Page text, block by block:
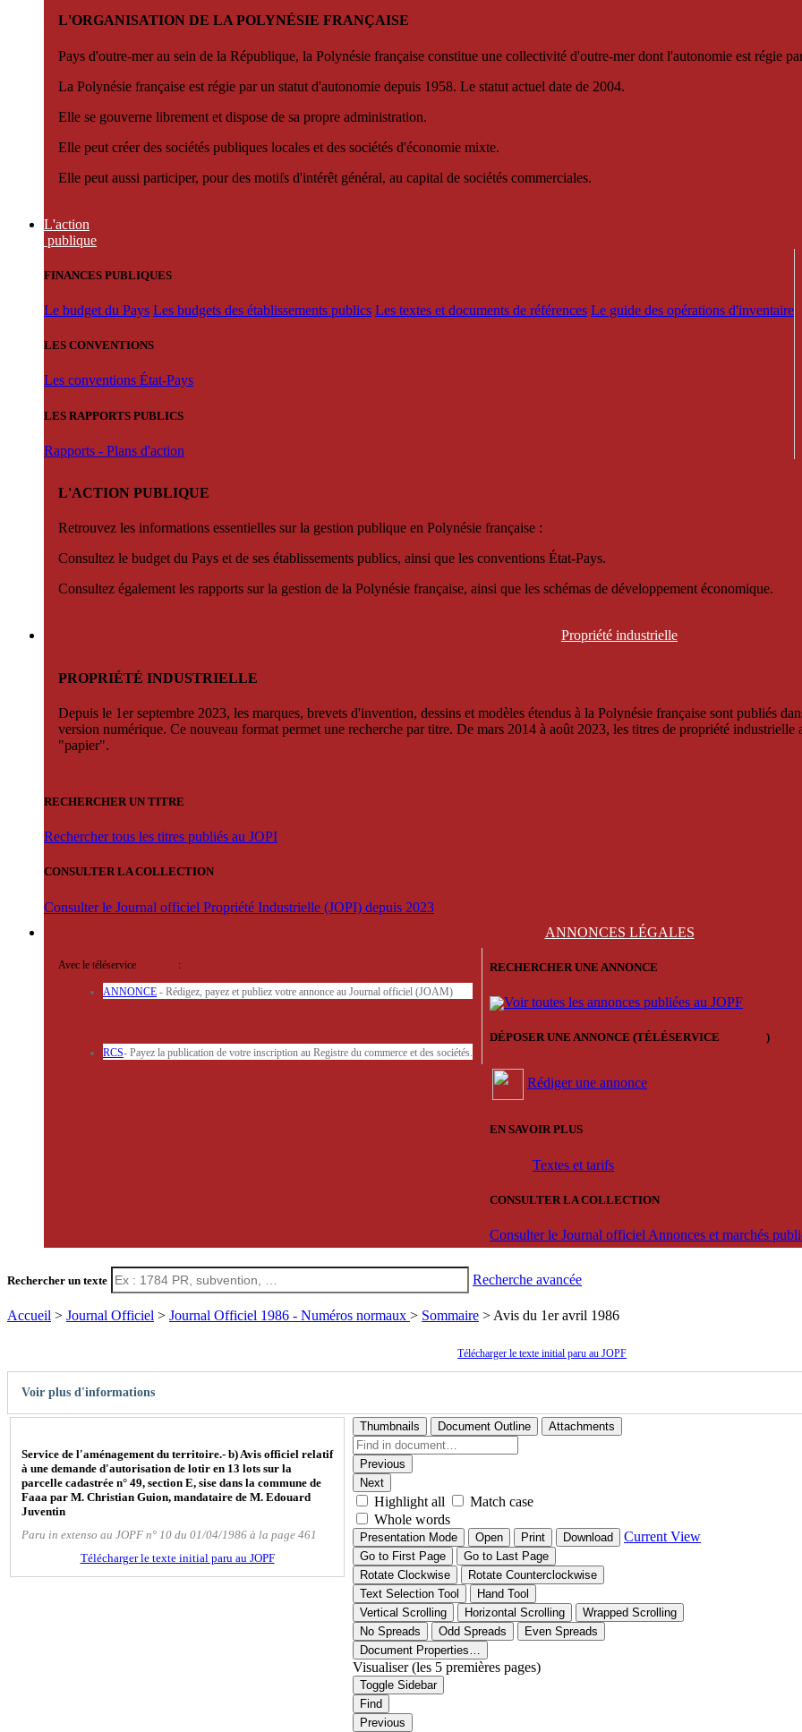
L'ORGANISATION DE LA POLYNÉSIE FRANÇAISE
Pays d'outre-mer au sein de la République, la Polynésie française constitue une collectivité d'outre-mer dont l'autonomie est régie
La Polynésie française est régie par un statut d'autonomie depuis 1958. Le statut actuel date de 2004.
Elle se gouverne librement et dispose de sa propre administration.
Elle peut créer des sociétés publiques locales et des sociétés d'économie mixte.
Elle peut aussi participer, pour des motifs d'intérêt général, au capital de sociétés commerciales.
L'action
publique
FINANCES PUBLIQUES
Le budget du Pays Les budgets des établissements publics Les textes et documents de références Le guide des opérations d'inventaire
LES CONVENTIONS
Les conventions État-Pays
LES RAPPORTS PUBLICS
Rapports - Plans d'action
L'ACTION PUBLIQUE
Retrouvez les informations essentielles sur la gestion publique en Polynésie française :
Consultez le budget du Pays et de ses établissements publics, ainsi que les conventions État-Pays.
Consultez également les rapports sur la gestion de la Polynésie française, ainsi que les schémas de développement économique.
Propriété industrielle
PROPRIÉTÉ INDUSTRIELLE
Depuis le 1er septembre 2023, les marques, brevets d'invention, dessins et modèles étendus à la Polynésie française sont publiés
version numérique. Ce nouveau format permet une recherche par titre. De mars 2014 à août 2023, les titres de propriété
"papier".
RECHERCHER UN TITRE
Rechercher tous les titres publiés au JOPI
CONSULTER LA COLLECTION
Consulter le Journal officiel Propriété Industrielle (JOPI) depuis 2023
ANNONCES LÉGALES
Avec le téléservice :
ANNONCE - Rédigez, payez et publiez votre annonce au Journal officiel (JOAM)
RCS- Payez la publication de votre inscription au Registre du commerce et des sociétés.
RECHERCHER UNE ANNONCE
Voir toutes les annonces publiées au JOPF
DÉPOSER UNE ANNONCE (TÉLÉSERVICE )
Rédiger une annonce
EN SAVOIR PLUS
Textes et tarifs
CONSULTER LA COLLECTION
Consulter le Journal officiel Annonces et marchés
Rechercher un texte Recherche avancée
Accueil > Journal Officiel > Journal Officiel 1986 - Numéros normaux > Sommaire > Avis du 1er avril 1986
Télécharger le texte initial paru au JOPF
Voir plus d'informations
Service de l'aménagement du territoire.- b) Avis officiel relatif
à une demande d'autorisation de lotir en 13 lots sur la
parcelle cadastrée n° 49, section E, sise dans la commune de
Faaa par M. Christian Guion, mandataire de M. Edouard
Juventin
Paru in extenso au JOPF n° 10 du 01/04/1986 à la page 461
Télécharger le texte initial paru au JOPF
Thumbnails Document Outline Attachments
Previous
Next
Highlight all
Match case
Whole words
Presentation Mode Open Print Download Current View
Go to First Page
Go to Last Page
Rotate Clockwise
Rotate Counterclockwise
Text Selection Tool
Hand Tool
Vertical Scrolling
Horizontal Scrolling
Wrapped Scrolling
No Spreads
Odd Spreads
Even Spreads
Document Properties…
Visualiser (les 5 premières pages)
Toggle Sidebar
Find
Previous